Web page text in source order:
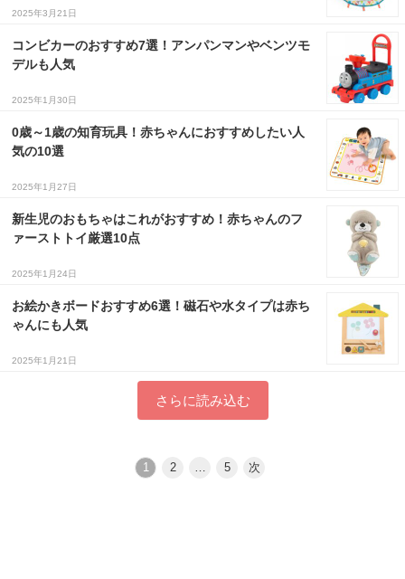
2025年3月21日
コンビカーのおすすめ7選！アンパンマンやベンツモ
デルも人気
2025年1月30日
0歳～1歳の知育玩具！赤ちゃんにおすすめしたい人
気の10選
2025年1月27日
新生児のおもちゃはこれがおすすめ！赤ちゃんのフ
ァーストトイ厳選10点
2025年1月24日
お絵かきボードおすすめ6選！磁石や水タイプは赤ち
ゃんにも人気
2025年1月21日
さらに読み込む
1 2 … 5 次